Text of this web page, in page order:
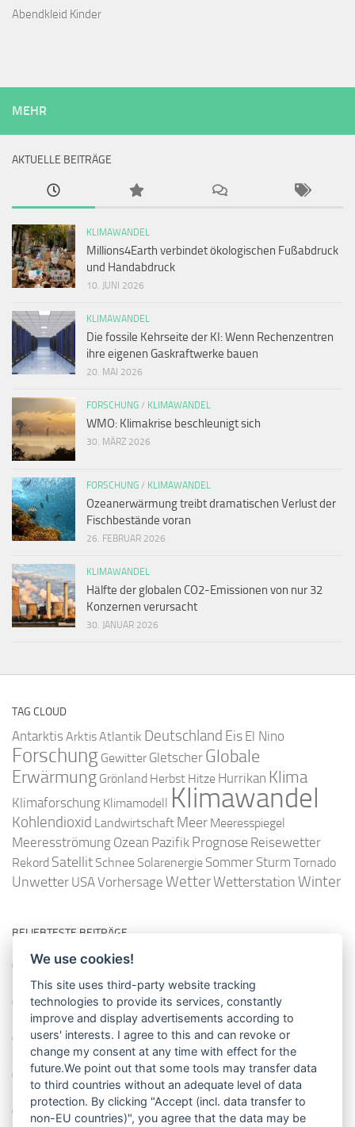
Abendkleid Kinder
MEHR
AKTUELLE BEITRÄGE
KLIMAWANDEL
Millions4Earth verbindet ökologischen Fußabdruck
und Handabdruck
10. JUNI 2026
KLIMAWANDEL
Die fossile Kehrseite der KI: Wenn Rechenzentren
ihre eigenen Gaskraftwerke bauen
20. MAI 2026
FORSCHUNG / KLIMAWANDEL
WMO: Klimakrise beschleunigt sich
30. MÄRZ 2026
FORSCHUNG / KLIMAWANDEL
Ozeanerwärmung treibt dramatischen Verlust der
Fischbestände voran
26. FEBRUAR 2026
KLIMAWANDEL
Hälfte der globalen CO2-Emissionen von nur 32
Konzernen verursacht
30. JANUAR 2026
TAG CLOUD
Antarktis ArktisAtlantik Deutschland Eis El Nino
Forschung Gewitter Gletscher Globale
Erwärmung Grönland Herbst Hitze Hurrikan Klima
Klimaforschung Klimamodell Klimawandel
Kohlendioxid Landwirtschaft Meer Meeresspiegel
Meeresströmung Ozean Pazifik Prognose Reisewetter
Rekord Satellit Schnee Solarenergie Sommer Sturm Tornado
Unwetter USAVorhersage WetterWetterstationWinter
BELIEBTESTE BEITRÄGE
So misst man die Lufttemperatur richtig
Die richtige Wasserpumpe für den Garten
Das Wetter-Netzwerk WeatherCloud
So stellt man einen Regenmesser korrekt auf
11 Dinge über den Luftdruck, die Sie garantiert noch nicht alle
We use cookies!
This site uses third-party website tracking
technologies to provide its services, constantly
improve and display advertisements according to
users' interests. I agree to this and can revoke or
change my consent at any time with effect for the
future.We point out that some tools may transfer data
to third countries without an adequate level of data
protection. By clicking "Accept (incl. data transfer to
non-EU countries)", you agree that the data may be